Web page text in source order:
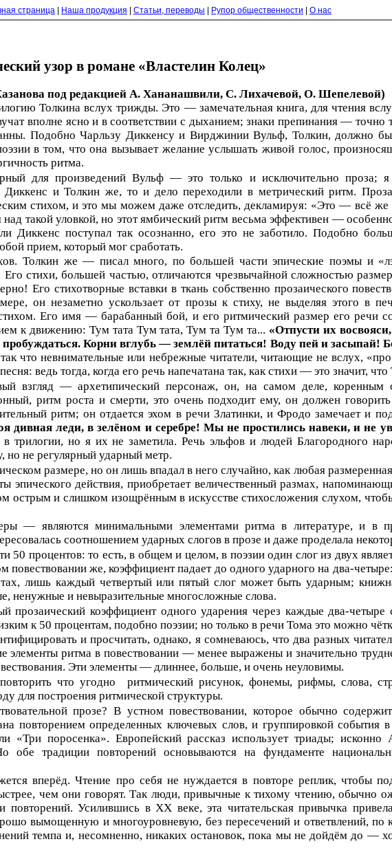
страница Наша продукция Статьи, переводы Рупор общественности О нас
узор в романе «Властелин Колец»
под редакцией А. Хананашвили, С. Лихачевой, О. Шепелевой)
Толкина вслух трижды. Это — замечательная книга, для чтения
вполне ясно и в соответствии с дыханием; знаки препинания — точно
Подобно Чарльзу Диккенсу и Вирджинии Вульф, Толкин, должно
в том, что она вызывает желание услышать живой голос,
ритма.
для произведений Вульф — это только и исключительно проза;
Диккенс и Толкин же, то и дело переходили в метрический ритм.
стихом, и это мы можем даже отследить, декламируя: «Это — всё
такой уловкой, но этот ямбический ритм весьма эффективен —
Диккенс поступал так осознанно, его это не заботило. Подобно
прием, который мог сработать.
Толкин же — писал много, по большей части эпические поэмы и
Его стихи, большей частью, отличаются чрезвычайной сложностью
Его стихотворные вставки в ткань собственно прозаического
он незаметно ускользает от прозы к стиху, не выделяя этого в
Его имя — барабанный бой, и его ритмический размер его речи
к движению: Тум тата Тум тата, Тум та Тум та... «Отпусти их
Корни вглубь — землёй питаться! Воду пей и засыпай!
что невнимательные или небрежные читатели, читающие не вслух,
ведь тогда, когда его речь напечатана так, как стихи — это значит,
взгляд — архетипический персонаж, он, на самом деле, коренным
ритм роста и смерти, это очень подходит ему, он должен
ритм; он отдается эхом в речи Златинки, и Фродо замечает и
дивная леди, в зелёном и серебре! Мы не простились навеки, и не
трилогии, но я их не заметила. Речь эльфов и людей Благородного
но не регулярный ударный метр.
размере, но он лишь впадал в него случайно, как любая
эпического действия, приобретает величественный размах,
острым и слишком изощрённым в искусстве стихосложения слухом,
— являются минимальными элементами ритма в литературе, и в
соотношением ударных слогов в прозе и даже проделала
процентов: то есть, в общем и целом, в поэзии один слог из двух
повествовании же, коэффициент падает до одного ударного на два-
лишь каждый четвертый или пятый слог может быть ударным;
ненужные и невыразительные многосложные слова.
прозаический коэффициент одного ударения через каждые два-четыре
к 50 процентам, подобно поэзии; но только в речи Тома это можно
и просчитать, однако, я сомневаюсь, что два разных
элементы ритма в повествовании — менее выражены и значительно
Эти элементы — длиннее, больше, и очень неуловимы.
что угодно ритмический рисунок, фонемы, рифмы, слова,
для построения ритмической структуры.
прозе? В устном повествовании, которое обычно
повторением определенных ключевых слов, и группировкой события
«Три поросенка». Европейский рассказ использует триады;
обе традиции повторений основываются на фундаменте
вперёд. Чтение про себя не нуждается в повторе реплик, чтобы
чем они говорят. Так люди, привычные к тихому чтению, обычно
повторений. Усилившись в XX веке, эта читательская привычка
вымощенную и многоуровневую, без пересечений и ответвлений, по
темпа и, несомненно, никаких остановок, пока мы не дойдём до —